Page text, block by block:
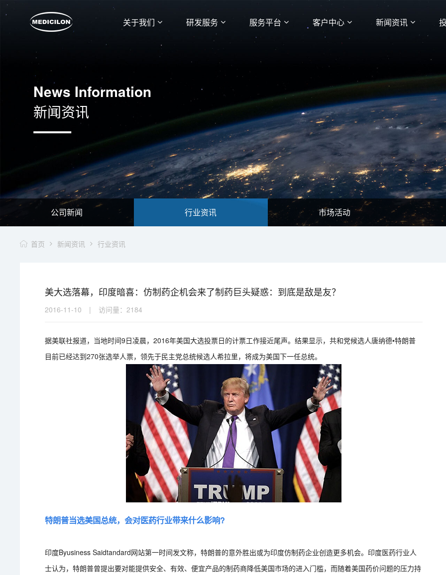
关于我们 研发服务 服务平台 客户中心 新闻资讯
News Information
新闻资讯
公司新闻 行业资讯 市场活动
首页 新闻资讯 行业资讯
美大选落幕，印度暗喜：仿制药企机会来了制药巨头疑惑：到底是敌是友？
2016-11-10 | 访问量：2184
据美联社报道，当地时间9日凌晨，2016年美国大选投票日的计票工作接近尾声。结果显示，共和党候选人唐纳德•特朗普
目前已经达到270张选举人票，领先于民主党总统候选人希拉里，将成为美国下一任总统。
特朗普当选美国总统，会对医药行业带来什么影响?
印度Byusiness Saidtandard网站第一时间发文称，特朗普的意外胜出或为印度仿制药企业创造更多机会。印度医药行业人
士认为，特朗普曾提出要对能提供安全、有效、便宜产品的制药商降低美国市场的进入门槛，而随着美国药价问题的压力持